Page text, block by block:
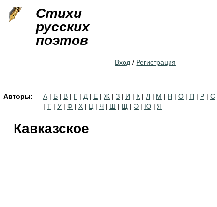
Стихи
русских
поэтов
Вход / Регистрация
Авторы: А | Б | В | Г | Д | Е | Ж | З | И | К | Л | М | Н | О | П | Р | С
| Т | У | Ф | Х | Ц | Ч | Ш | Щ | Э | Ю | Я
Кавказское